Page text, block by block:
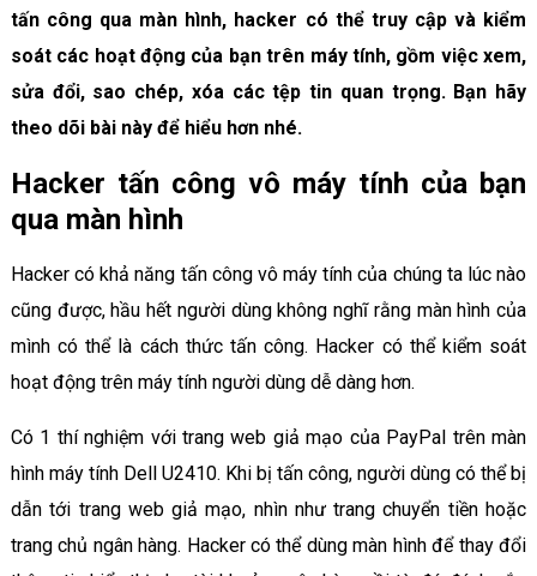
tấn công qua màn hình, hacker có thể truy cập và kiểm
soát các hoạt động của bạn trên máy tính, gồm việc xem,
sửa đổi, sao chép, xóa các tệp tin quan trọng. Bạn hãy
theo dõi bài này để hiểu hơn nhé.
Hacker tấn công vô máy tính của bạn
qua màn hình
Hacker có khả năng tấn công vô máy tính của chúng ta lúc nào
cũng được, hầu hết người dùng không nghĩ rằng màn hình của
mình có thể là cách thức tấn công. Hacker có thể kiểm soát
hoạt động trên máy tính người dùng dễ dàng hơn.
Có 1 thí nghiệm với trang web giả mạo của PayPal trên màn
hình máy tính Dell U2410. Khi bị tấn công, người dùng có thể bị
dẫn tới trang web giả mạo, nhìn như trang chuyển tiền hoặc
trang chủ ngân hàng. Hacker có thể dùng màn hình để thay đổi